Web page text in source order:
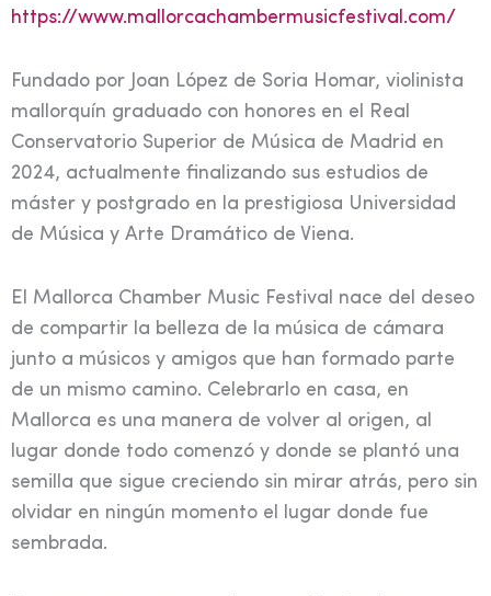
https://www.mallorcachambermusicfestival.com/
Fundado por Joan López de Soria Homar, violinista
mallorquín graduado con honores en el Real
Conservatorio Superior de Música de Madrid en
2024, actualmente finalizando sus estudios de
máster y postgrado en la prestigiosa Universidad
de Música y Arte Dramático de Viena.
El Mallorca Chamber Music Festival nace del deseo
de compartir la belleza de la música de cámara
junto a músicos y amigos que han formado parte
de un mismo camino. Celebrarlo en casa, en
Mallorca es una manera de volver al origen, al
lugar donde todo comenzó y donde se plantó una
semilla que sigue creciendo sin mirar atrás, pero sin
olvidar en ningún momento el lugar donde fue
sembrada.